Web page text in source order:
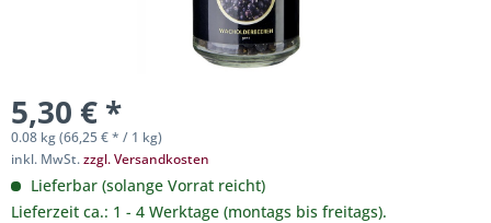
5,30 € *
0.08 kg (66,25 € * / 1 kg)
inkl. MwSt.zzgl. Versandkosten
Lieferbar (solange Vorrat reicht)
Lieferzeit ca.: 1 - 4 Werktage (montags bis freitags).